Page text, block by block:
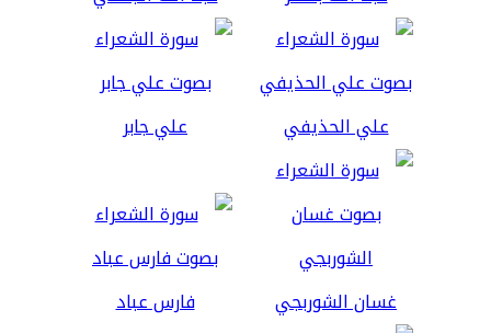
علي الحذيفي علي جابر
غسان الشوربجي فارس عباد